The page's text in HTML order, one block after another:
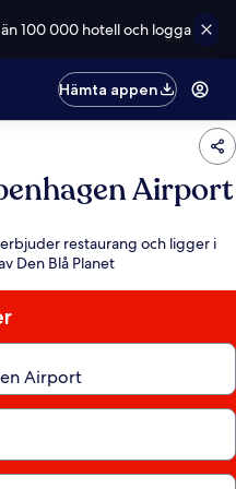
100 000 hotell och logga
Hämta appen
Airport
restaurang och ligger i
Den Blå Planet